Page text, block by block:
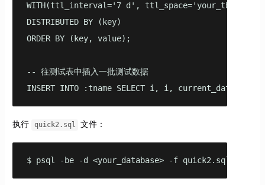
WITH(ttl_interval='7 d', ttl_space='your_tbs')
DISTRIBUTED BY (key)
ORDER BY (key, value);
-- 往测试表中插入一批测试数据
INSERT INTO :tname SELECT i, i, current_date
执行 quick2.sql 文件：
$ psql -be -d <your_database> -f quick2.sql